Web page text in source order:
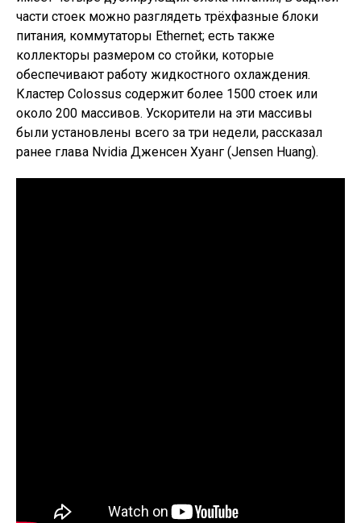
части стоек можно разглядеть трёхфазные блоки
питания, коммутаторы Ethernet; есть также
коллекторы размером со стойки, которые
обеспечивают работу жидкостного охлаждения.
Кластер Colossus содержит более 1500 стоек или
около 200 массивов. Ускорители на эти массивы
были установлены всего за три недели, рассказал
ранее глава Nvidia Дженсен Хуанг (Jensen Huang).